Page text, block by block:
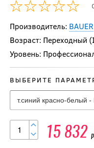
Производитель: BAUER
Возраст: Переходный
Уровень:
ВЫБЕРИТЕ
15 832